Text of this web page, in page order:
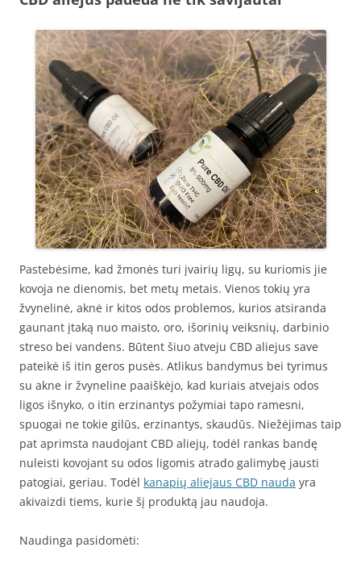
Pastebėsime, kad žmonės turi įvairių ligų, su kuriomis jie
kovoja ne dienomis, bet metų metais. Vienos tokių yra
žvynelinė, aknė ir kitos odos problemos, kurios atsiranda
gaunant įtaką nuo maisto, oro, išorinių veiksnių, darbinio
streso bei vandens. Būtent šiuo atveju CBD aliejus save
pateikė iš itin geros pusės. Atlikus bandymus bei tyrimus
su akne ir žvyneline paaiškėjo, kad kuriais atvejais odos
ligos išnyko, o itin erzinantys požymiai tapo ramesni,
spuogai ne tokie gilūs, erzinantys, skaudūs. Niežėjimas taip
pat aprimsta naudojant CBD aliejų, todėl rankas bandę
nuleisti kovojant su odos ligomis atrado galimybę jausti
patogiai, geriau. Todėl kanapių aliejaus CBD nauda yra
akivaizdi tiems, kurie šį produktą jau naudoja.
Naudinga pasidomėti: